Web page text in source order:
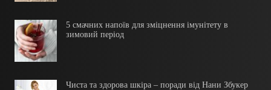
5 смачних напоїв для зміцнення імунітету в
зимовий період
Чиста та здорова шкіра – поради від Нани Збукер